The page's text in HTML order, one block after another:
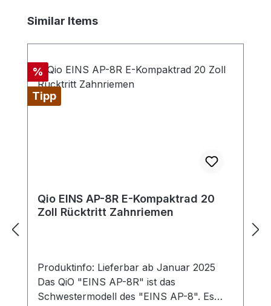
Produktgalerie überspringen
Similar Items
Rabatt
%
Tipp
Qio EINS AP-8R E-Kompaktrad 20
Zoll Rücktritt Zahnriemen
Produktinfo: Lieferbar ab Januar 2025
Das QiO "EINS AP-8R" ist das
Schwestermodell des "EINS AP-8". Es